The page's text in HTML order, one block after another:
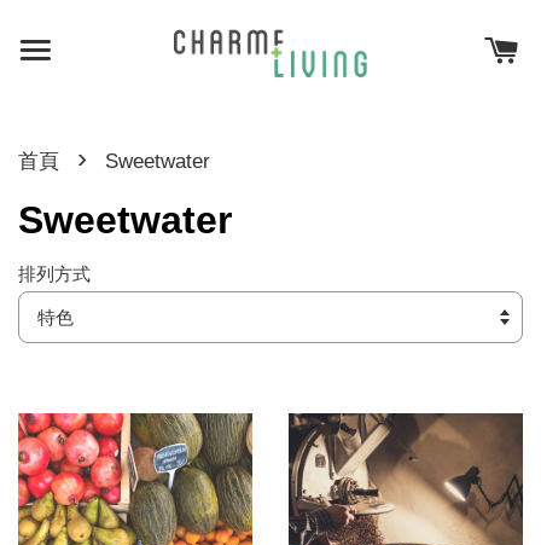
首頁 › Sweetwater
Sweetwater
排列方式